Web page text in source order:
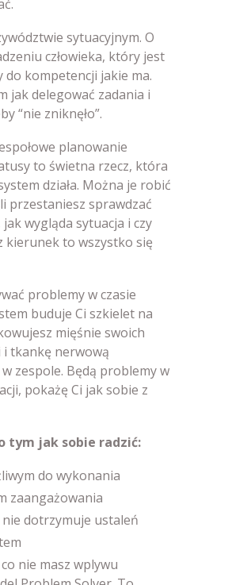
sytuacyjnym. O
człowieka, który jest
do kompetencji jakie ma.
jak delegować zadania i
“nie zniknęło”.
planowanie
to świetna rzecz, która
działa. Można je robić
przestaniesz sprawdzać
wygląda sytuacja i czy
kierunek to wszystko się
problemy w czasie
buduje Ci szkielet na
mięśnie swoich
tkankę nerwową
zespole. Będą problemy w
pokażę Ci jak sobie z
tym jak sobie radzić:
do wykonania
zaangażowania
dotrzymuje ustaleń
nie masz wplywu